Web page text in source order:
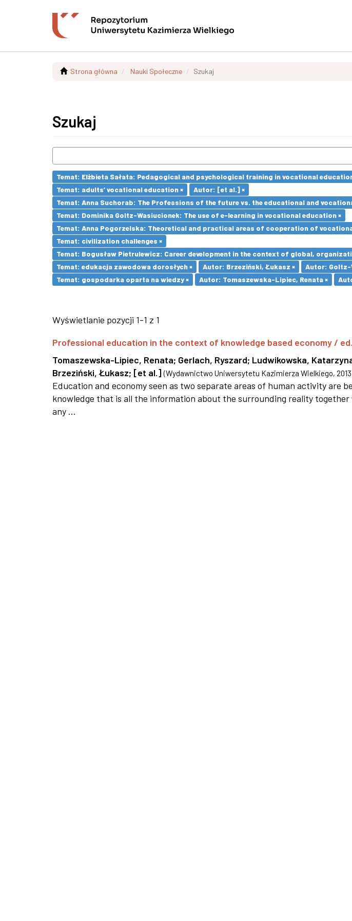
Strona główna Nauki Społeczne Szukaj
Szukaj
Temat: Elżbieta Sałata: Pedagogical and psychological training in vocational
Temat: adults’ vocational education ×
Autor: [et al.] ×
Temat: Anna Suchorab: The Professions of the future vs. the educational and
Temat: Dominika Goltz-Wasiucionek: The use of e-learning in vocational education ×
Temat: Anna Pogorzelska: Theoretical and practical areas of cooperation of
Temat: civilization challenges ×
Temat: Bogusław Pietrulewicz: Career development in the context of global,
Temat: edukacja zawodowa dorosłych ×
Autor: Brzeziński, Łukasz ×
Autor: Goltz-
Temat: gospodarka oparta na wiedzy ×
Autor: Tomaszewska-Lipiec, Renata ×
Wyświetlanie pozycji 1-1 z 1
Professional education in the context of knowledge based economy /
Tomaszewska-Lipiec, Renata; Gerlach, Ryszard; Ludwikowska,
Brzeziński, Łukasz; [et al.] (Wydawnictwo Uniwersytetu Kazimierza Wielkiego, 2013
Education and economy seen as two separate areas of human activity are
knowledge that is all the information about the surrounding reality
any ...